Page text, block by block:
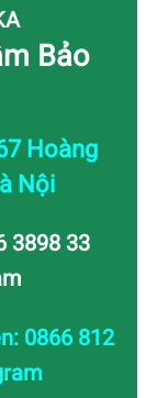
Bảo
Hoàng
Nội
3898 33
0866 812